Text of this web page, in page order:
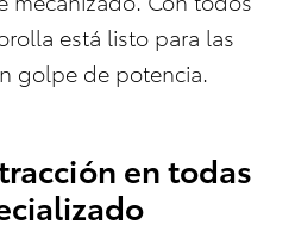
está listo para las
golpe de potencia.
en todas